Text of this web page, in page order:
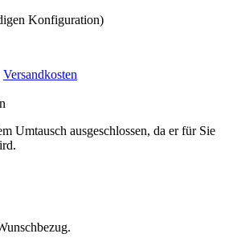
Konfiguration)
Versandkosten
Umtausch ausgeschlossen, da er für Sie